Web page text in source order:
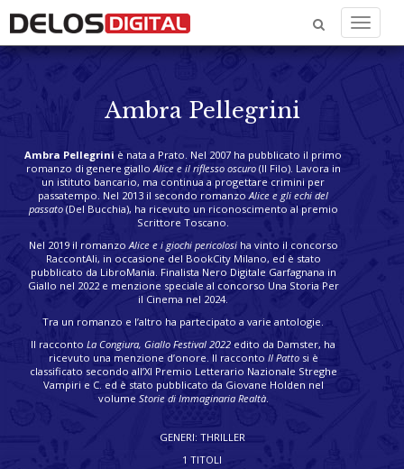
Menu
Ambra Pellegrini
Ambra Pellegrini è nata a Prato. Nel 2007 ha pubblicato il primo
romanzo di genere gialloAlice e il riflesso oscuro(Il Filo). Lavora in
un istituto bancario, ma continua a progettare crimini per
passatempo. Nel 2013 il secondo romanzoAlice e gli echi del
passato(Del Bucchia), ha ricevuto un riconoscimento al premio
Scrittore Toscano.
Nel 2019 il romanzoAlice e i giochi pericolosiha vinto il concorso
RaccontAli, in occasione del BookCity Milano, ed è stato
pubblicato da LibroMania. Finalista Nero Digitale Garfagnana in
Giallo nel 2022 e menzione speciale al concorso Una Storia Per
il Cinema nel 2024.
Tra un romanzo e l’altro ha partecipato a varie antologie.
Il racconto La Congiura, Giallo Festival 2022 edito da Damster, ha
ricevuto una menzione d’onore. Il racconto Il Pattosi è
classificato secondo all’XI Premio Letterario Nazionale Streghe
Vampiri e C. ed è stato pubblicato da Giovane Holden nel
volume Storie di Immaginaria Realtà.
GENERI: THRILLER
1 TITOLI